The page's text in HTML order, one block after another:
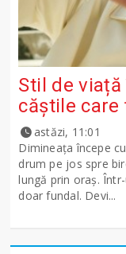
Stil de
căștile
astăzi, 11:01
Dimineața începe
drum pe jos spre
lungă prin oraș.
doar fundal. Devi...